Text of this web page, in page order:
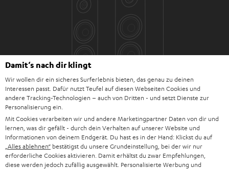
Downloads und Service
Damit‘s nach dir klingt
Wir wollen dir ein sicheres Surferlebnis bieten, das genau zu deinen
Interessen passt. Dafür nutzt Teufel auf diesen Webseiten Cookies und
andere Tracking-Technologien – auch von Dritten - und setzt Dienste zur
Personalisierung ein.
Mit Cookies verarbeiten wir und andere Marketingpartner Daten von dir und
lernen, was dir gefällt - durch dein Verhalten auf unserer Website und
Informationen von deinem Endgerät. Du hast es in der Hand: Klickst du auf
„Alles ablehnen“ bestätigst du unsere Grundeinstellung, bei der wir nur
erforderliche Cookies aktivieren. Damit erhältst du zwar Empfehlungen,
diese werden jedoch zufällig ausgewählt. Personalisierte Werbung und